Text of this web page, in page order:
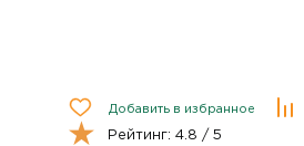
Добавить в избранное
Рейтинг: 4.8 / 5